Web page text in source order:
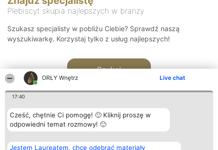
ORŁY Wnętrz Live chat
17:40
Cześć, chętnie Ci pomogę! 🙂 Kliknij proszę w
odpowiedni temat rozmowy! 🙂
Jestem Laureatem, chcę odebrać materiały
Plebiscyt skupia najlepszych w branży
Szukasz specjalisty w pobliżu Ciebie? Sprawdź naszą
wyszukiwarkę. Korzystaj tylko z usług najlepszych!
Szukaj
Organizator plebiscytu
Bright Side Solutions sp. z o.
Plebiscyt
Laureaci
Kontakt
Kontakt